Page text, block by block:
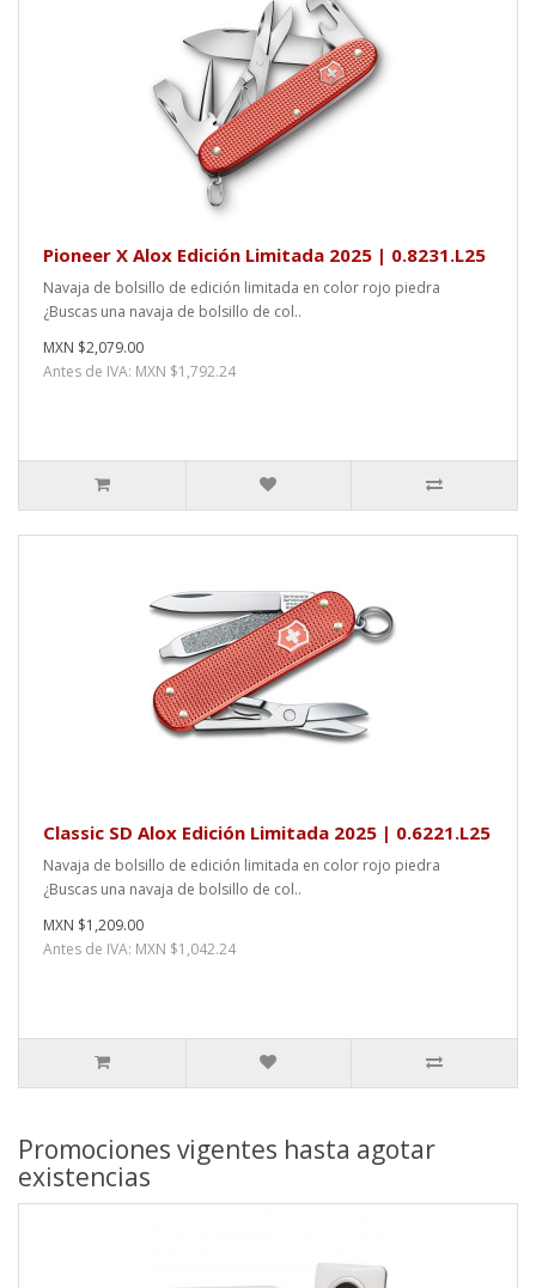
Pioneer X Alox Edición Limitada 2025 | 0.8231.L25
Navaja de bolsillo de edición limitada en color rojo piedra
¿Buscas una navaja de bolsillo de col..
MXN $2,079.00
Antes de IVA: MXN $1,792.24
Classic SD Alox Edición Limitada 2025 | 0.6221.L25
Navaja de bolsillo de edición limitada en color rojo piedra
¿Buscas una navaja de bolsillo de col..
MXN $1,209.00
Antes de IVA: MXN $1,042.24
Promociones vigentes hasta agotar
existencias